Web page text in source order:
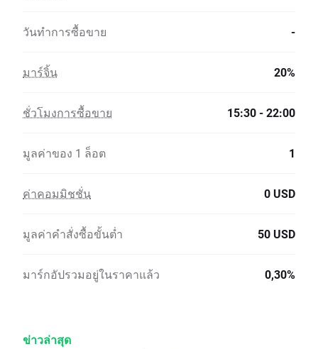
วันทำการซื้อขาย -
มาร์จิ้น 20%
ชั่วโมงการซื้อขาย 15:30 - 22:00
มูลค่าของ 1 ล็อต 1
ค่าคอมมิชชั่น 0 USD
มูลค่าคำสั่งซื้อขั้นต่ำ 50 USD
มาร์กอัปรวมอยู่ในราคาแล้ว 0,30%
ข่าวล่าสุด